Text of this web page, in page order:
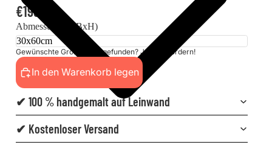
€199,00
Abmessungen (BxH)
Gewünschte Größe nicht gefunden? Jetzt anfordern!
In den Warenkorb legen
✔ 100 % handgemalt auf Leinwand
✔ Kostenloser Versand